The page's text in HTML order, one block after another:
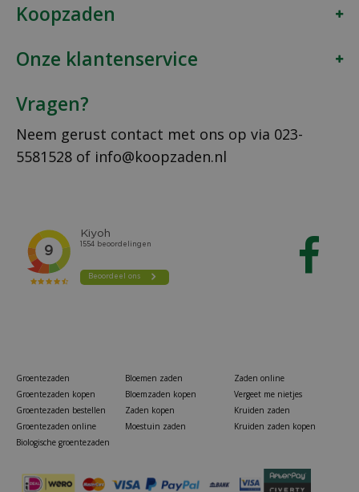
Koopzaden
Onze klantenservice
Vragen?
Neem gerust contact met ons op via 023-
5581528 of info@koopzaden.nl
Groentezaden
Groentezaden kopen
Groentezaden bestellen
Groentezaden online
Biologische groentezaden
Bloemen zaden
Bloemzaden kopen
Zaden kopen
Moestuin zaden
Zaden online
Vergeet me nietjes
Kruiden zaden
Kruiden zaden kopen